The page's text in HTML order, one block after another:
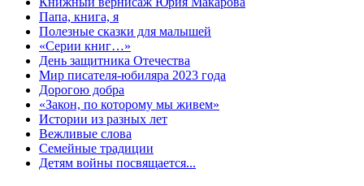
Папа, книга, я
Полезные сказки для малышей
«Серии книг…»
День защитника Отечества
Мир писателя-юбиляра 2023 года
Дорогою добра
«Закон, по которому мы живем»
Истории из разных лет
Вежливые слова
Семейные традиции
Детям войны посвящается...